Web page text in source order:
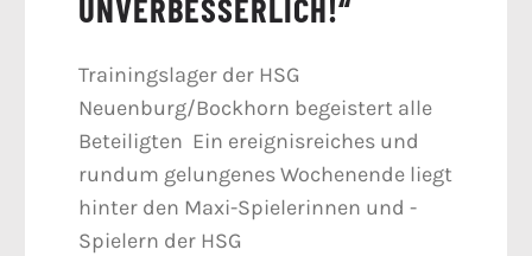
UNVERBESSERLICH!“
Trainingslager der HSG
Neuenburg/Bockhorn begeistert alle
Beteiligten Ein ereignisreiches und
rundum gelungenes Wochenende liegt
hinter den Maxi-Spielerinnen und -
Spielern der HSG